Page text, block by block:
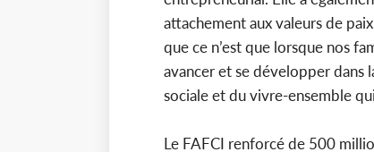
attachement aux valeurs de
que ce n’est que lorsque nos
avancer et se développer dans
sociale et du vivre-ensemble
Le FAFCI renforcé de 500